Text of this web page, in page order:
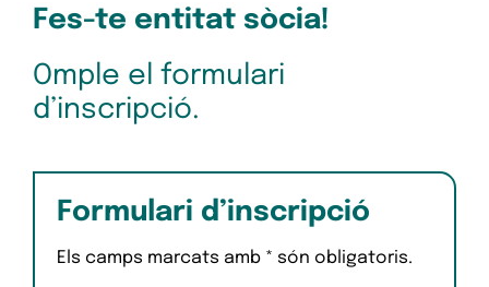
Fes-te entitat sòcia!
Omple el formulari
d’inscripció.
Formulari d’inscripció
Els camps marcats amb * són obligatoris.